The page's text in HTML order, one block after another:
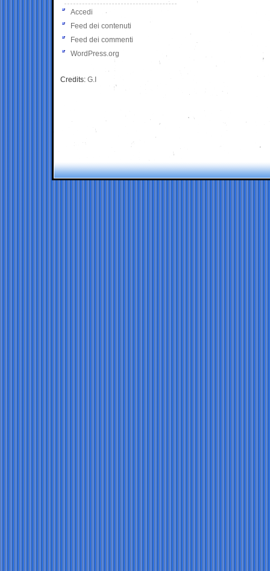
Accedi
Feed dei contenuti
Feed dei commenti
WordPress.org
Credits: G.I